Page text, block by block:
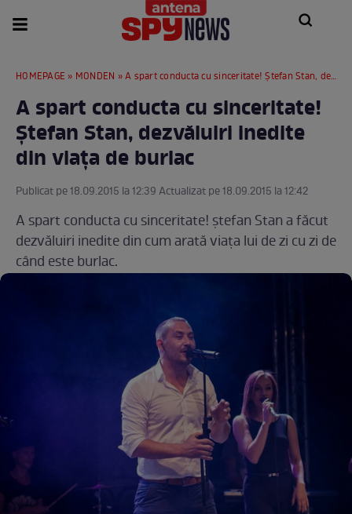
HOMEPAGE » MONDEN » A spart conducta cu sinceritate! Ştefan Stan, dezvăluiri inedite din viaţa de burlac
A spart conducta cu sinceritate!
Ştefan Stan, dezvăluiri inedite
din viaţa de burlac
Publicat pe 18.09.2015 la 12:39 Actualizat pe 18.09.2015 la 12:42
A spart conducta cu sinceritate! ştefan Stan a făcut
dezvăluiri inedite din cum arată viaţa lui de zi cu zi de
când este burlac.